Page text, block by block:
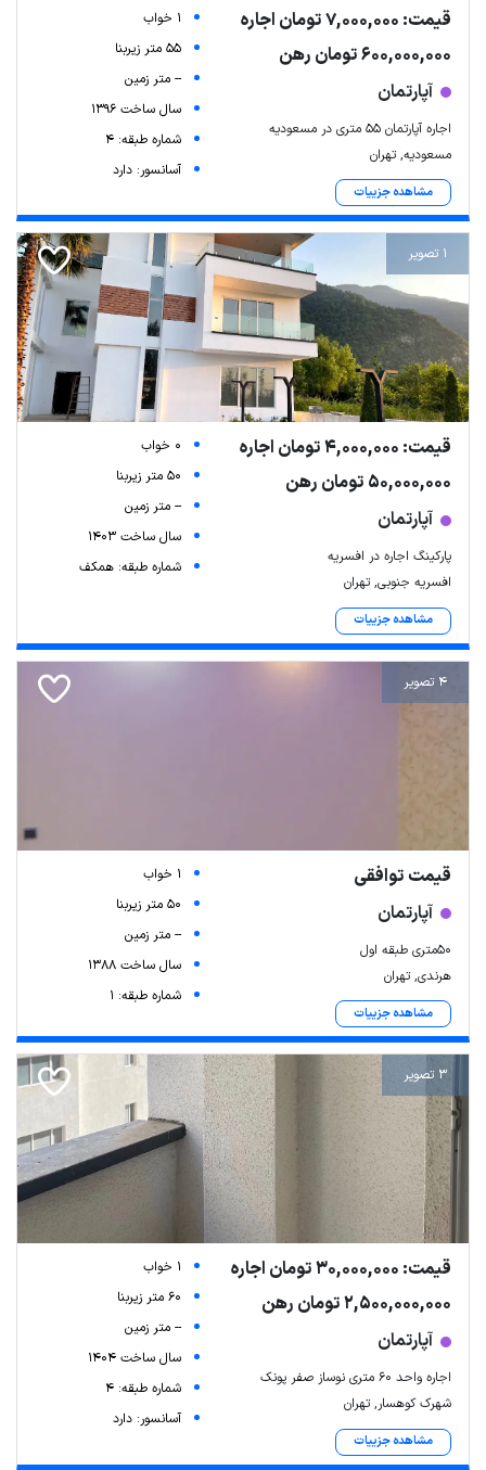
قیمت: 7,000,000 تومان اجاره
600,000,000 تومان رهن
آپارتمان
اجاره آپارتمان ۵۵ متری در مسعودیه
مسعودیه, تهران
مشاهده جزییات
1 خواب
55 متر زیربنا
-- متر زمین
سال ساخت 1396
شماره طبقه: 4
آسانسور: دارد
1 تصویر
قیمت: 4,000,000 تومان اجاره
50,000,000 تومان رهن
آپارتمان
پارکینگ اجاره در افسریه
افسریه جنوبی, تهران
مشاهده جزییات
0 خواب
50 متر زیربنا
-- متر زمین
سال ساخت 1403
شماره طبقه: همکف
4 تصویر
قیمت توافقی
آپارتمان
۵۰متری طبقه اول
هرندی, تهران
مشاهده جزییات
1 خواب
50 متر زیربنا
-- متر زمین
سال ساخت 1388
شماره طبقه: 1
3 تصویر
قیمت: 30,000,000 تومان اجاره
2,500,000,000 تومان رهن
آپارتمان
اجاره واحد ۶۰ متری نوساز صفر پونک
شهرک کوهسار, تهران
مشاهده جزییات
1 خواب
60 متر زیربنا
-- متر زمین
سال ساخت 1404
شماره طبقه: 4
آسانسور: دارد